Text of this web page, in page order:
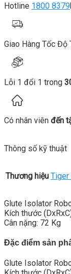
Hotline 1800 8379
Giao Hàng Tốc Độ
Lỗi 1 đổi 1 trong
Có nhân viên đến
Thông số kỹ thuật
Thương hiệu Tiger
Glute Isolator
Kích thước
Cân nặng: 72 Kg
Đặc điểm sản
Glute Isolator